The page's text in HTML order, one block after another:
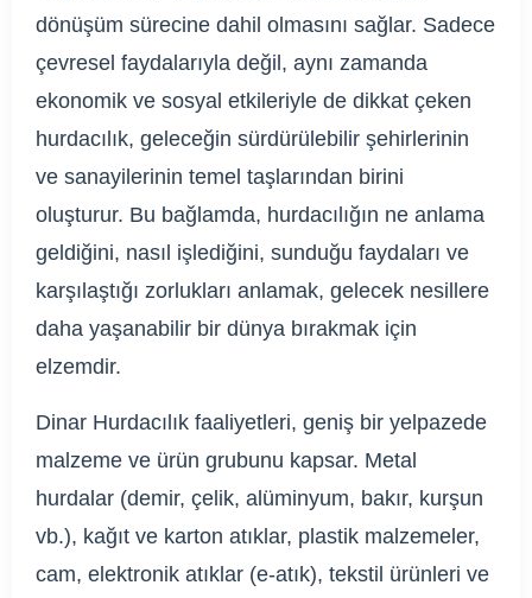
dönüşüm sürecine dahil olmasını sağlar. Sadece
çevresel faydalarıyla değil, aynı zamanda
ekonomik ve sosyal etkileriyle de dikkat çeken
hurdacılık, geleceğin sürdürülebilir şehirlerinin
ve sanayilerinin temel taşlarından birini
oluşturur. Bu bağlamda, hurdacılığın ne anlama
geldiğini, nasıl işlediğini, sunduğu faydaları ve
karşılaştığı zorlukları anlamak, gelecek nesillere
daha yaşanabilir bir dünya bırakmak için
elzemdir.
Dinar Hurdacılık faaliyetleri, geniş bir yelpazede
malzeme ve ürün grubunu kapsar. Metal
hurdalar (demir, çelik, alüminyum, bakır, kurşun
vb.), kağıt ve karton atıklar, plastik malzemeler,
cam, elektronik atıklar (e-atık), tekstil ürünleri ve